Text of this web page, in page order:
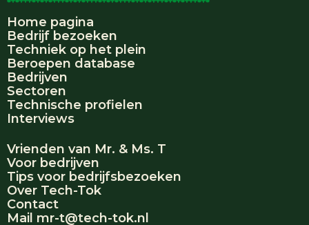
Home pagina
Bedrijf bezoeken
Techniek op het plein
Beroepen database
Bedrijven
Sectoren
Technische profielen
Interviews
Vrienden van Mr. & Ms. T
Voor bedrijven
Tips voor bedrijfsbezoeken
Over Tech-Tok
Contact
Mail mr-t@tech-tok.nl